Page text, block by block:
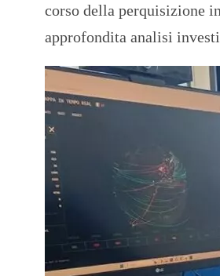
corso della perquisizione
approfondita analisi